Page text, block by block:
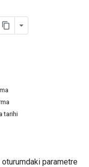
tarihi
oturumdaki parametre